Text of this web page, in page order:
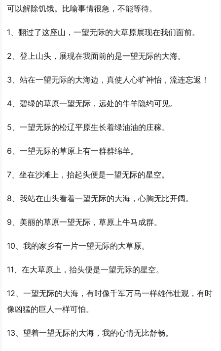
可以解除饥饿。比喻事情很急，不能等待。
1、翻过了这座山，一望无际的大草原展现在我们面前。
2、登上山头，展现在我面前的是一望无际的大海。
3、站在一望无际的大海边，真使人心旷神怡，流连忘返！
4、碧绿的草原一望无际，远处的牛羊隐约可见。
5、一望无际的松辽平原生长着绿油油的庄稼。
6、一望无际的草原上有一群群绵羊。
7、坐在沙滩上，抬起头便是一望无际的星空。
8、我站在山头看着一望无际的大海，心胸无比开阔。
9、美丽的草原一望无际，草原上牛马成群。
10、我的家乡有一片一望无际的大草原。
11、在大草原上，抬头便是一望无际的星空。
12、一望无际的大海，有时像千军万马一样雄伟壮观，有时
像凶猛的巨人一样可怕。
13、望着一望无际的大海，我的心情无比舒畅。